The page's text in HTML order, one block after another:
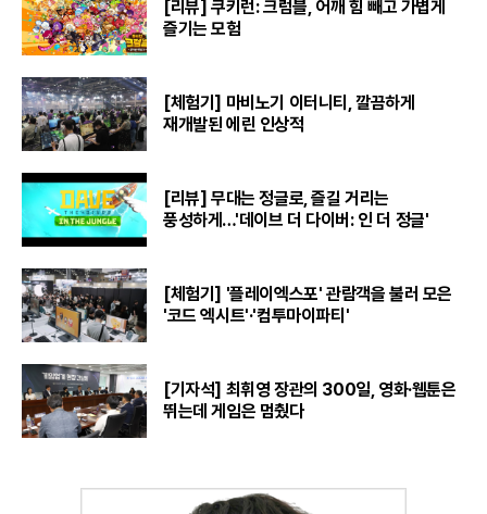
[리뷰] 쿠키런: 크럼블, 어깨 힘 빼고 가볍게
즐기는 모험
[체험기] 마비노기 이터니티, 깔끔하게
재개발된 에린 인상적
[리뷰] 무대는 정글로, 즐길 거리는
풍성하게…'데이브 더 다이버: 인 더 정글'
[체험기] '플레이엑스포' 관람객을 불러 모은
'코드 엑시트'·'컴투마이파티'
[기자석] 최휘영 장관의 300일, 영화·웹툰은
뛰는데 게임은 멈췄다